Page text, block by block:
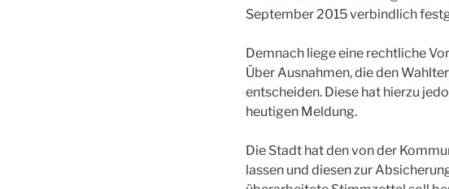
September 2015 verbindlich
Demnach liege eine rechtliche
Über Ausnahmen, die den
entscheiden. Diese hat hierzu
heutigen Meldung.
Die Stadt hat den von der
lassen und diesen zur